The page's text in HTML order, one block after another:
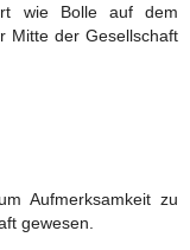
wie Bolle auf dem
Mitte der Gesellschaft
Aufmerksamkeit zu
gewesen.